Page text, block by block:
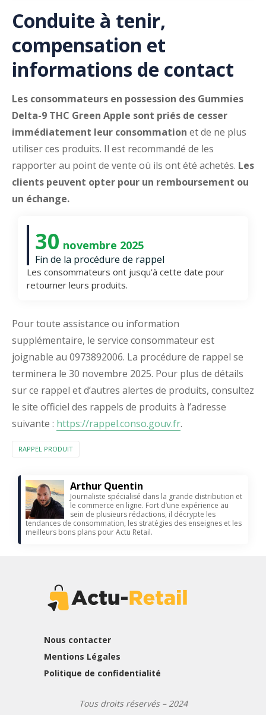
Conduite à tenir,
compensation et
informations de contact
Les consommateurs en possession des Gummies
Delta-9 THC Green Apple sont priés de cesser
immédiatement leur consommation et de ne plus
utiliser ces produits. Il est recommandé de les
rapporter au point de vente où ils ont été achetés. Les
clients peuvent opter pour un remboursement ou
un échange.
30 novembre 2025
Fin de la procédure de rappel
Les consommateurs ont jusqu’à cette date pour
retourner leurs produits.
Pour toute assistance ou information
supplémentaire, le service consommateur est
joignable au 0973892006. La procédure de rappel se
terminera le 30 novembre 2025. Pour plus de détails
sur ce rappel et d’autres alertes de produits, consultez
le site officiel des rappels de produits à l’adresse
suivante : https://rappel.conso.gouv.fr.
RAPPEL PRODUIT
Arthur Quentin
Journaliste spécialisé dans la grande distribution et
le commerce en ligne. Fort d’une expérience au
sein de plusieurs rédactions, il décrypte les
tendances de consommation, les stratégies des enseignes et les
meilleurs bons plans pour Actu Retail.
Nous contacter
Mentions Légales
Politique de confidentialité
Tous droits réservés – 2024